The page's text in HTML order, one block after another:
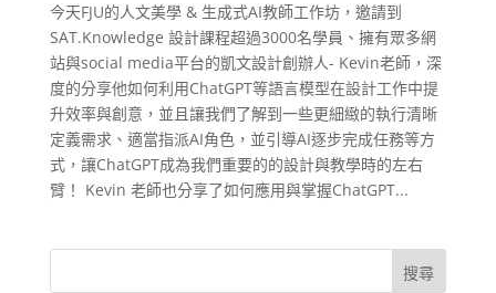
今天FJU的人文美學 & 生成式AI教師工作坊，邀請到
SAT.Knowledge 設計課程超過3000名學員、擁有眾多網
站與social media平台的凱文設計創辦人- Kevin老師，深
度的分享他如何利用ChatGPT等語言模型在設計工作中提
升效率與創意，並且讓我們了解到一些更細緻的執行清晰
定義需求、適當指派AI角色，並引導AI逐步完成任務等方
式，讓ChatGPT成為我們重要的的設計與教學時的左右
臂！ Kevin 老師也分享了如何應用與掌握ChatGPT...